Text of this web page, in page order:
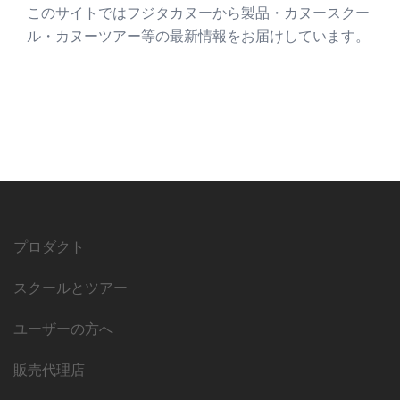
このサイトではフジタカヌーから製品・カヌースクー
ル・カヌーツアー等の最新情報をお届けしています。
プロダクト
スクールとツアー
ユーザーの方へ
販売代理店